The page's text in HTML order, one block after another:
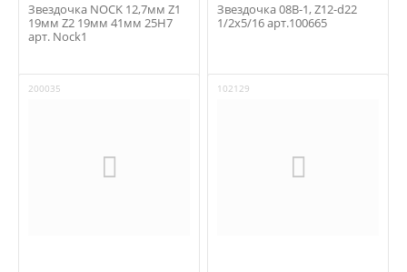
Звездочка NOCK 12,7мм Z1
19мм Z2 19мм 41мм 25H7
арт. Nock1
Звездочка 08B-1, Z12-d22
1/2x5/16 арт.100665
200035 102129